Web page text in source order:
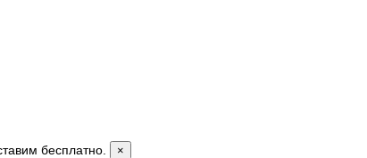
бесплатно.
×